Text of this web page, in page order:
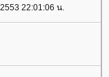
22:01:06 น.